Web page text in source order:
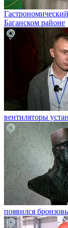
Баганском районе
вентиляторы
появился